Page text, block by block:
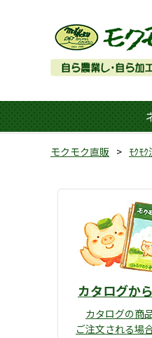
モクモク直販 ﾓｸﾓ
カタログか
カタログの商
ご注文される場